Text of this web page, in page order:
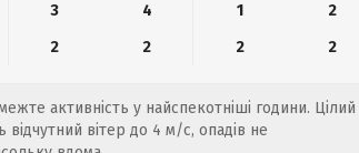
3 4 1
2
2 2 2 2
активність у найспекотніші години. Цілий
вітер до 4 м/с, опадів не